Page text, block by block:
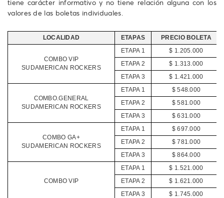
tiene carácter informativo y no tiene relación alguna con los
valores de las boletas individuales.
LOCALIDAD ETAPAS PRECIO BOLETA
COMBO VIP
SUDAMERICAN ROCKERS
ETAPA 1
$ 1.205.000
ETAPA 2
$ 1.313.000
ETAPA 3
$ 1.421.000
COMBO.GENERAL
SUDAMERICAN ROCKERS
ETAPA 1
$ 548.000
ETAPA 2
$ 581.000
ETAPA 3
$ 631.000
COMBO GA+
SUDAMERICAN ROCKERS
ETAPA 1
$ 697.000
ETAPA 2
$ 781.000
ETAPA 3
$ 864.000
COMBO VIP
ETAPA 1
$ 1.521.000
ETAPA 2
$ 1.621.000
ETAPA 3
$ 1.745.000